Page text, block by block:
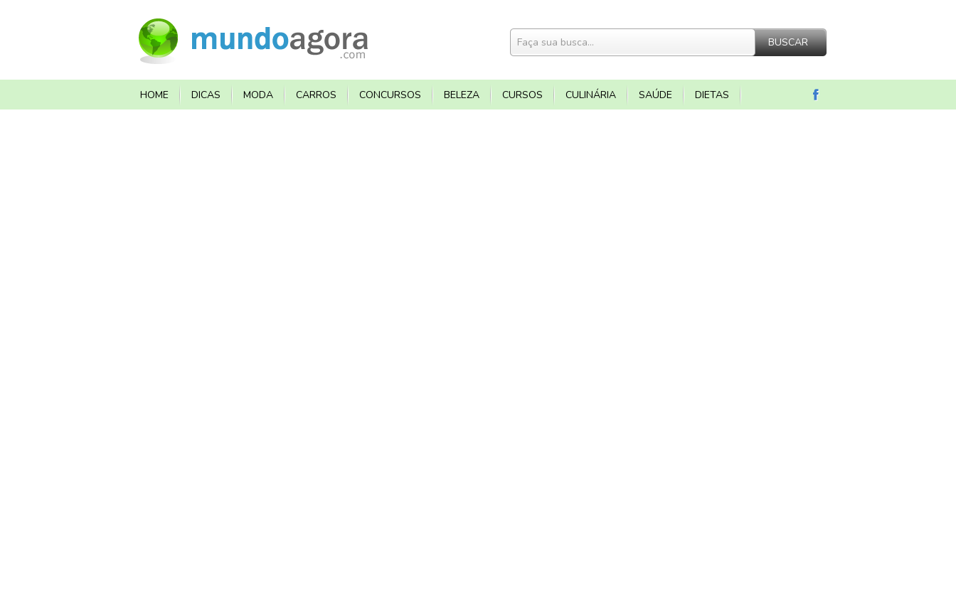
HOME DICAS MODA CARROS CONCURSOS BELEZA CURSOS CULINÁRIA SAÚDE DIETAS